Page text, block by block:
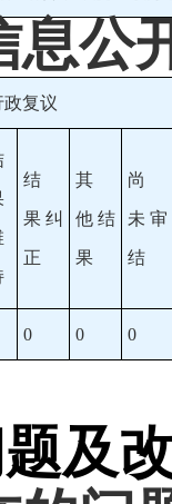
息公
政复议
结
果 纠
正
其
他 结
果
尚
未 审
结
0 0 0
及